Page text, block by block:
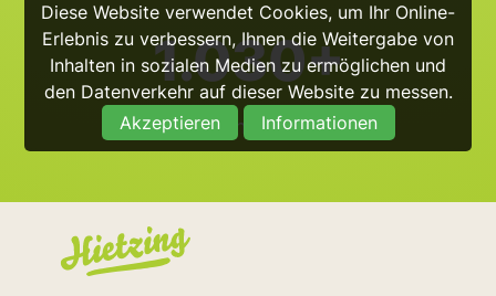
Diese Website verwendet Cookies, um Ihr Online-
Erlebnis zu verbessern, Ihnen die Weitergabe von
Inhalten in sozialen Medien zu ermöglichen und
den Datenverkehr auf dieser Website zu messen.
Akzeptieren
Informationen
1.030+
@hietzing_official